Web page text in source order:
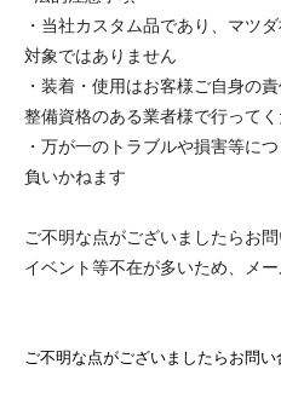
・当社カスタム品であり、マツ
対象ではありません
・装着・使用はお客様ご自身の
整備資格のある業者様で行って
・万が一のトラブルや損害等に
負いかねます
ご不明な点がございましたらお問
イベント等不在が多いため、メ
ご不明な点がございましたらお問い